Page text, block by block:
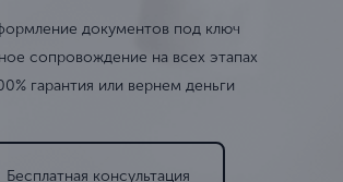
документов под ключ
сопровождение на всех этапах
гарантия или вернем деньги
Бесплатная консультация